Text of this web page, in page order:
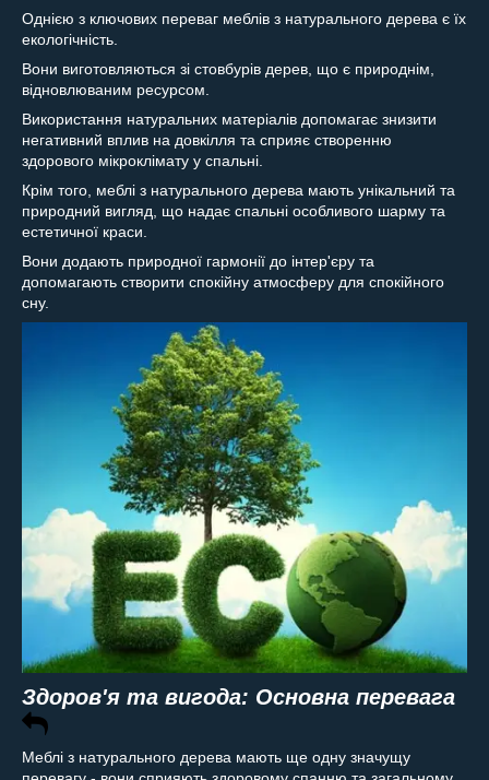
Однією з ключових переваг меблів з натурального дерева є їх
екологічність.
Вони виготовляються зі стовбурів дерев, що є природнім,
відновлюваним ресурсом.
Використання натуральних матеріалів допомагає знизити
негативний вплив на довкілля та сприяє створенню
здорового мікроклімату у спальні.
Крім того, меблі з натурального дерева мають унікальний та
природний вигляд, що надає спальні особливого шарму та
естетичної краси.
Вони додають природної гармонії до інтер'єру та
допомагають створити спокійну атмосферу для спокійного
сну.
Здоров'я та вигода: Основна перевага
Меблі з натурального дерева мають ще одну значущу